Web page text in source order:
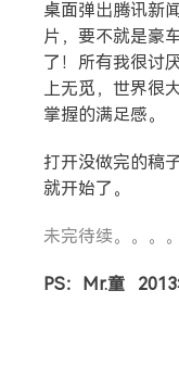
桌面弹出腾讯新
片，要不就是豪
了！所有我很讨
上无觅，世界很
掌握的满足感。
打开没做完的稿
就开始了。
未完待续。。。
PS：Mr.童